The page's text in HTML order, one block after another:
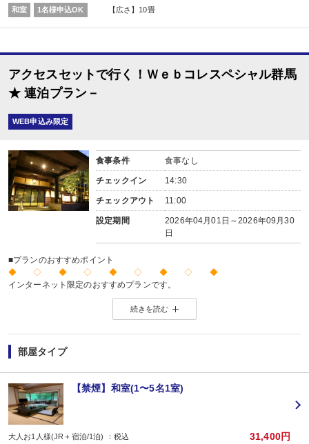
和室 1名様申込OK 【広さ】10畳
アクセスセットで行く！Ｗｅｂコレスペシャル群馬
★ 連泊プラン－
WEB申込み限定
食事条件 食事なし
チェックイン 14:30
チェックアウト 11:00
設定期間
2026年04月01日～2026年09月30
日
■プランのおすすめポイント
◆ ◇ ◆ ◇ ◆ ◇ ◆ ◇ ◆
インターネット限定のおすすめプランです。
※店頭・電話・メールでのお問合せや申込みは出来ません。
◆ ◇ ◆ ◇ ◆ ◇ ◆ ◇ ◆
2泊以上でお申し込みできる、お得なプランです。
※1泊でのご予約はできません
※すべての宿泊日が同一条件となります。
【お宿からのお楽しみメニュー】
・賀寿の当月内にご宿泊の場合、還暦・喜寿・米寿のお祝いちゃんちゃんこ無
※証明できるものをお持ちください。
※予約条件入力の画面でチェックを入れて下さい。
続きを読む
部屋タイプ
【禁煙】和室(1〜5名1室)
大人お1人様(JR＋宿泊/1泊) ：税込 31,400円